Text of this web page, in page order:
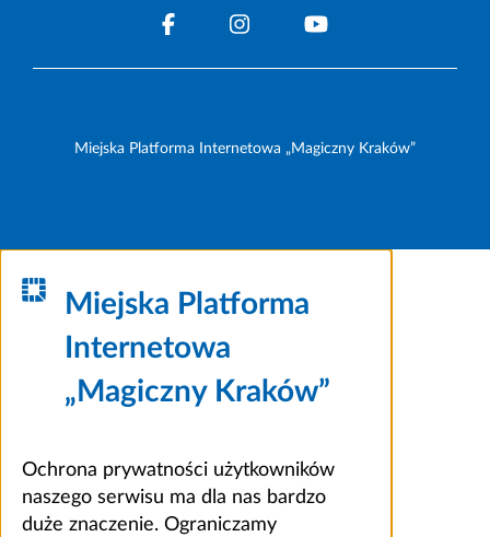
Miejska Platforma Internetowa „Magiczny Kraków”
Miejska Platforma
Internetowa
„Magiczny Kraków”
Ochrona prywatności użytkowników
naszego serwisu ma dla nas bardzo
duże znaczenie. Ograniczamy